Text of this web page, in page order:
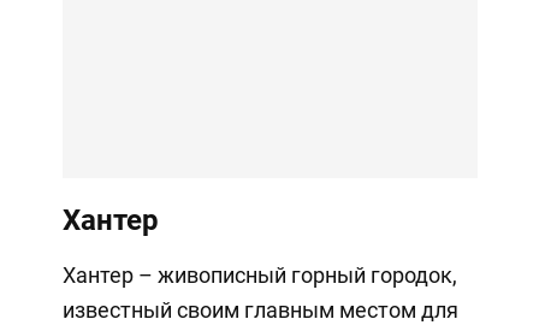
Хантер
Хантер – живописный горный городок,
известный своим главным местом для